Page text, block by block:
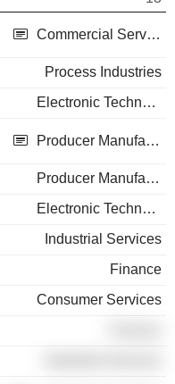
Commercial Services
Process Industries
Electronic Technology
Producer Manufacturing
Producer Manufacturing
Electronic Technology
Industrial Services
Finance
Consumer Services